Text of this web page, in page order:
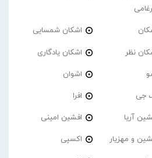
اشکان شمسایی
نظر اشکان یادگاری
اشوان
جی افرا
آریا افشین امینی
و مهزیار اکسپی